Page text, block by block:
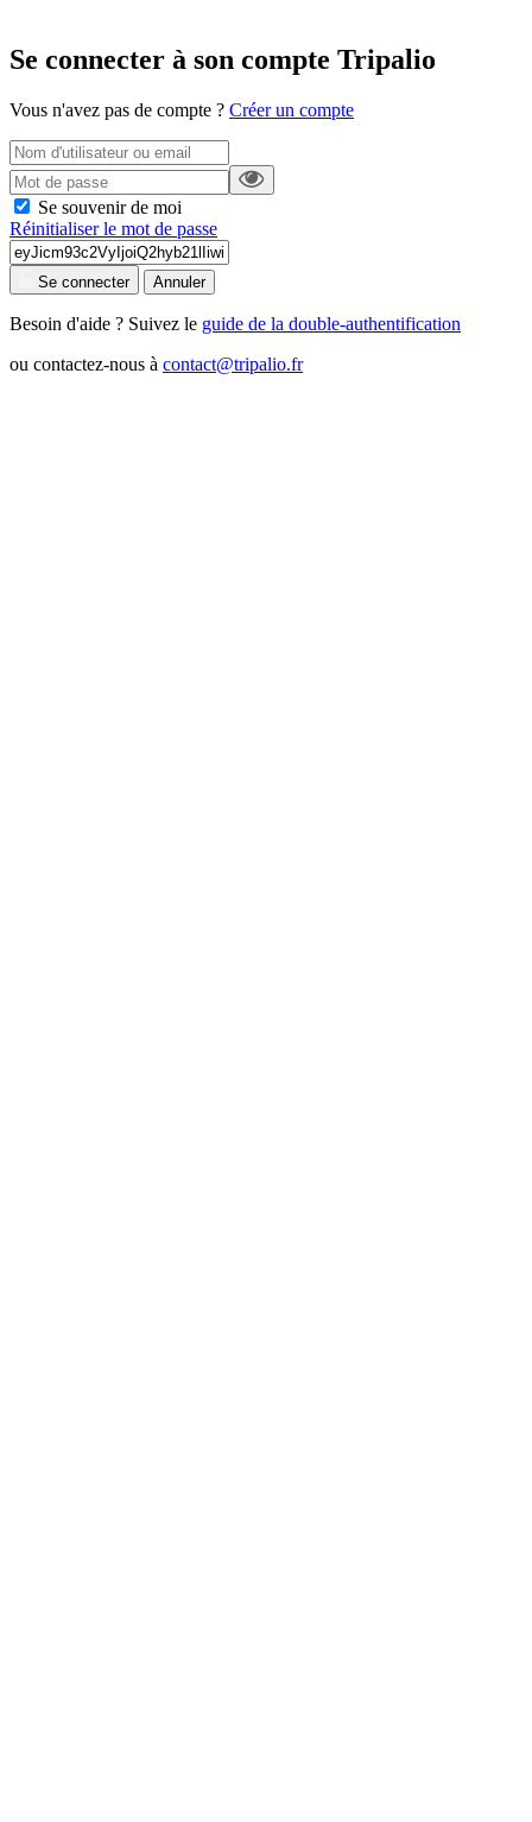
Se connecter à son compte Tripalio
Vous n'avez pas de compte ? Créer un compte
Se souvenir de moi
Réinitialiser le mot de passe
Se connecter Annuler
Besoin d'aide ? Suivez le guide de la double-authentification
ou contactez-nous à contact@tripalio.fr